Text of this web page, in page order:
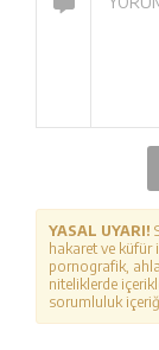
YASAL UYARI!
hakaret ve küfür
pornografik,
niteliklerde
sorumluluk